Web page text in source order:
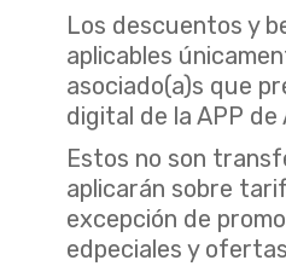
Los descuentos y
aplicables
asociado(a)s que
digital de la APP de
Estos no son
aplicarán sobre
excepción de
edpeciales y